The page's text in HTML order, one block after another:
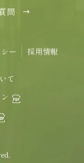
問
ー 採用情報
て